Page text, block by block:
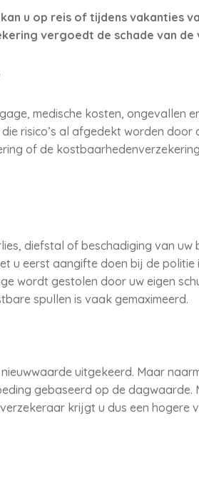
u op reis of tijdens vakanties
vergoedt de schade van
medische kosten, ongevallen
risico’s al afgedekt worden door
of de
diefstal of beschadiging van uw
u eerst aangifte doen bij de
wordt gestolen door uw eigen
spullen is vaak gemaximeerd.
uitgekeerd. Maar
gebaseerd op de dagwaarde.
krijgt u dus een hogere